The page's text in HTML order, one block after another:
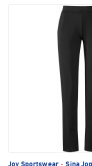
Joy Sportswear · Sina